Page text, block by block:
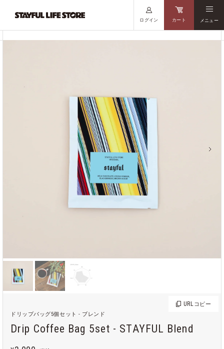
ログイン カート メニュー
URL コピー
ドリップバッグ5個セット - ブレンド
Drip Coffee Bag 5set - STAYFUL Blend